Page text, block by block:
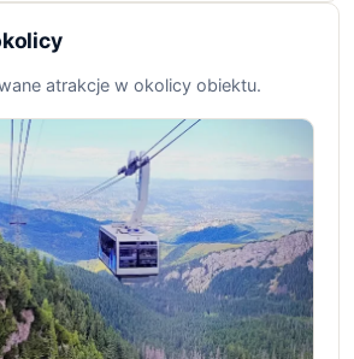
atrakcje w okolicy obiektu.